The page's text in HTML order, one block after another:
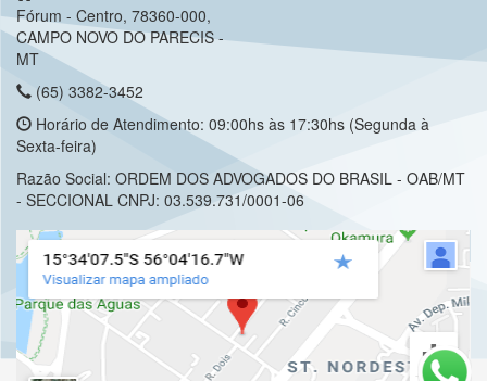
Fórum - Centro, 78360-000,
CAMPO NOVO DO PARECIS -
MT
(65) 3382-3452
Horário de Atendimento: 09:00hs às 17:30hs (Segunda à
Sexta-feira)
Razão Social: ORDEM DOS ADVOGADOS DO BRASIL - OAB/MT
- SECCIONAL CNPJ: 03.539.731/0001-06